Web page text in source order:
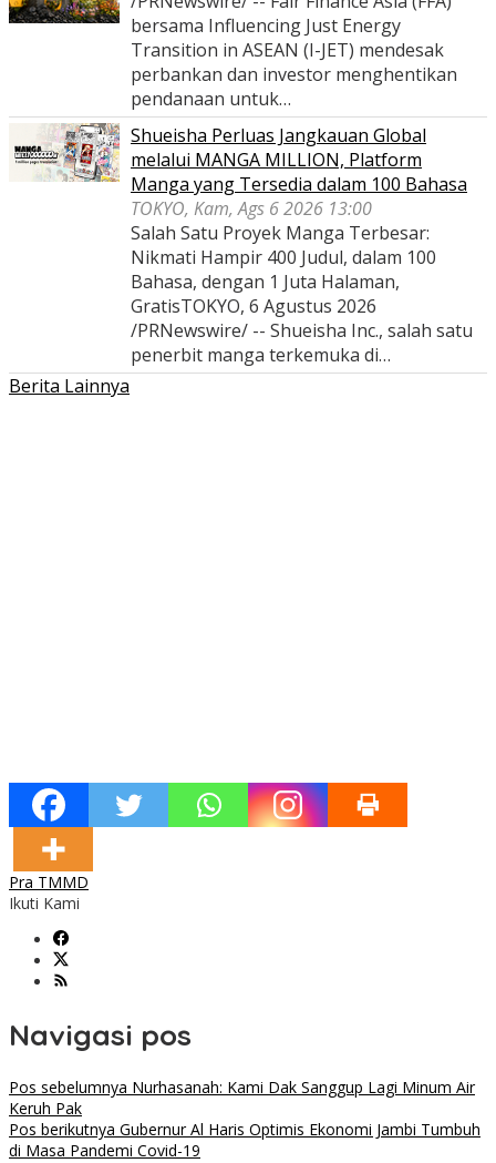
bersama Influencing Just Energy
Transition in ASEAN (I-JET) mendesak
perbankan dan investor menghentikan
pendanaan untuk…
Shueisha Perluas Jangkauan Global
melalui MANGA MILLION, Platform
Manga yang Tersedia dalam 100 Bahasa
TOKYO, Kam, Ags 6 2026 13:00
Salah Satu Proyek Manga Terbesar:
Nikmati Hampir 400 Judul, dalam 100
Bahasa, dengan 1 Juta Halaman,
GratisTOKYO, 6 Agustus 2026
/PRNewswire/ -- Shueisha Inc., salah satu
penerbit manga terkemuka di…
Berita Lainnya
Pra TMMD
Ikuti Kami
Navigasi pos
Pos sebelumnya Nurhasanah: Kami Dak Sanggup Lagi Minum Air
Keruh Pak
Pos berikutnya Gubernur Al Haris Optimis Ekonomi Jambi Tumbuh
di Masa Pandemi Covid-19